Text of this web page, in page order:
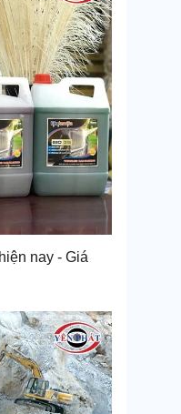
nay - Giá